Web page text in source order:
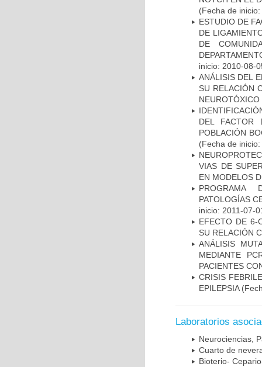
(Fecha de
ESTUDIO DE
DE
DE
inicio: 2010-08-
ANÁLISIS DEL
SU RELACIÓN
NEUROTÓXICO
DEL FACTOR
POBLACIÓN
(Fecha de
VIAS DE
EN MODELOS
PROGRAMA
PATOLOGÍAS
inicio: 2011-07-
EFECTO DE 6-
SU RELACIÓN
ANÁLISIS
MEDIANTE
PACIENTES
CRISIS
EPILEPSIA
Laboratorios
Neurociencias,
Cuarto de
Bioterio-